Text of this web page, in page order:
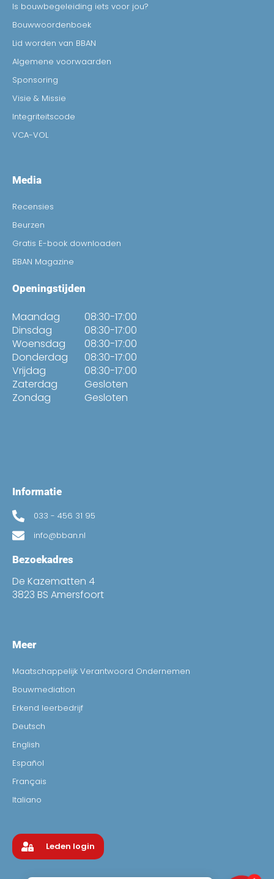
Is bouwbegeleiding iets voor jou?
Bouwwoordenboek
Lid worden van BBAN
Algemene voorwaarden
Sponsoring
Visie & Missie
Integriteitscode
VCA-VOL
Media
Recensies
Beurzen
Gratis E-book downloaden
BBAN Magazine
Openingstijden
Maandag
Dinsdag
Woensdag
Donderdag
Vrijdag
Zaterdag
Zondag
08:30-17:00
08:30-17:00
08:30-17:00
08:30-17:00
08:30-17:00
Gesloten
Gesloten
Informatie
033 - 456 31 95
info@bban.nl
Bezoekadres
De Kazematten 4
3823 BS Amersfoort
Meer
Maatschappelijk Verantwoord Ondernemen
Bouwmediation
Erkend leerbedrijf
Deutsch
English
Español
Français
Italiano
Leden login